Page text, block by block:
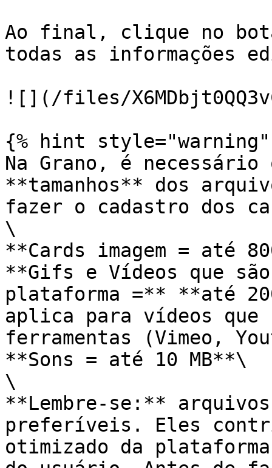
Ao final, clique no
todas as informações
![](/files/
{% hint style="warning"
Na Grano, é
**tamanhos** dos
fazer o cadastro dos
\
**Cards imagem = até
**Gifs e Vídeos que
plataforma =** **até
aplica para vídeos que
ferramentas (Vimeo,
**Sons = até 10 MB**\
\
**Lembre-se:**
preferíveis. Eles
otimizado da